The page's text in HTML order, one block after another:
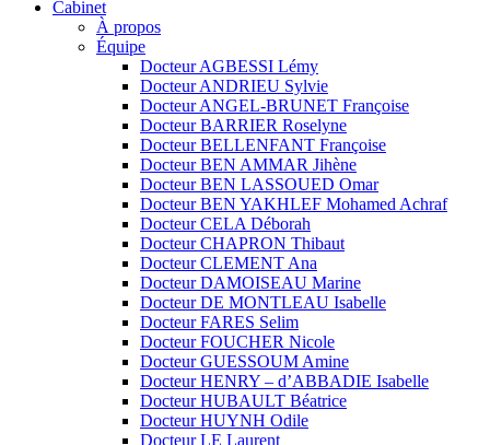
Cabinet
À propos
Équipe
Docteur AGBESSI Lémy
Docteur ANDRIEU Sylvie
Docteur ANGEL-BRUNET Françoise
Docteur BARRIER Roselyne
Docteur BELLENFANT Françoise
Docteur BEN AMMAR Jihène
Docteur BEN LASSOUED Omar
Docteur BEN YAKHLEF Mohamed Achraf
Docteur CELA Déborah
Docteur CHAPRON Thibaut
Docteur CLEMENT Ana
Docteur DAMOISEAU Marine
Docteur DE MONTLEAU Isabelle
Docteur FARES Selim
Docteur FOUCHER Nicole
Docteur GUESSOUM Amine
Docteur HENRY – d’ABBADIE Isabelle
Docteur HUBAULT Béatrice
Docteur HUYNH Odile
Docteur LE Laurent